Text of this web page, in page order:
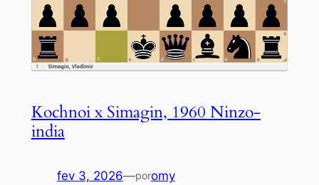
Kochnoi x Simagin, 1960 Ninzo-
india
fev 3, 2026—poromy